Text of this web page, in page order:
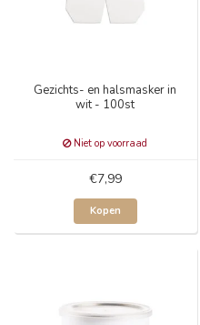
Gezichts- en halsmasker in
wit - 100st
Niet op voorraad
€7,99
Kopen